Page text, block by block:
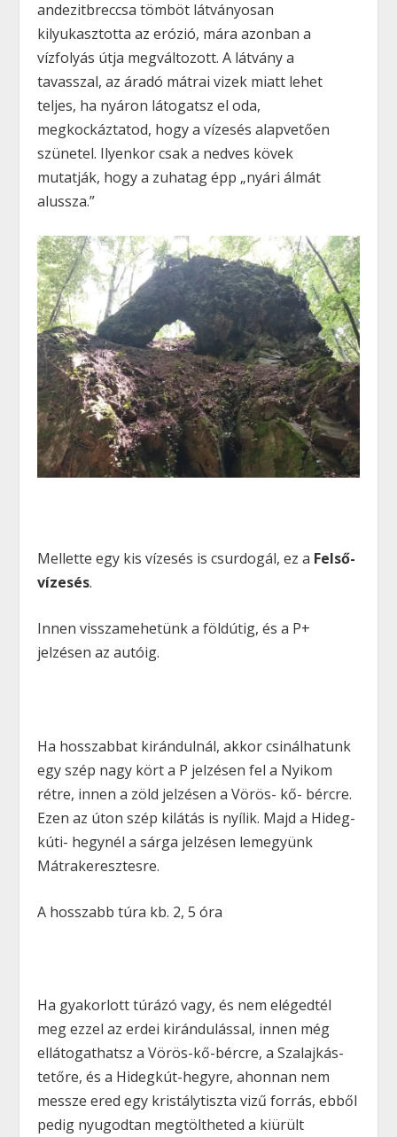
andezitbreccsa tömböt látványosan
kilyukasztotta az erózió, mára azonban a
vízfolyás útja megváltozott. A látvány a
tavasszal, az áradó mátrai vizek miatt lehet
teljes, ha nyáron látogatsz el oda,
megkockáztatod, hogy a vízesés alapvetően
szünetel. Ilyenkor csak a nedves kövek
mutatják, hogy a zuhatag épp „nyári álmát
alussza.”
Mellette egy kis vízesés is csurdogál, ez a Felső-
vízesés.
Innen visszamehetünk a földútig, és a P+
jelzésen az autóig.
Ha hosszabbat kirándulnál, akkor csinálhatunk
egy szép nagy kört a P jelzésen fel a Nyikom
rétre, innen a zöld jelzésen a Vörös- kő- bércre.
Ezen az úton szép kilátás is nyílik. Majd a Hideg-
kúti- hegynél a sárga jelzésen lemegyünk
Mátrakeresztesre.
A hosszabb túra kb. 2, 5 óra
Ha gyakorlott túrázó vagy, és nem elégedtél
meg ezzel az erdei kirándulással, innen még
ellátogathatsz a Vörös-kő-bércre, a Szalajkás-
tetőre, és a Hidegkút-hegyre, ahonnan nem
messze ered egy kristálytiszta vizű forrás, ebből
pedig nyugodtan megtöltheted a kiürült